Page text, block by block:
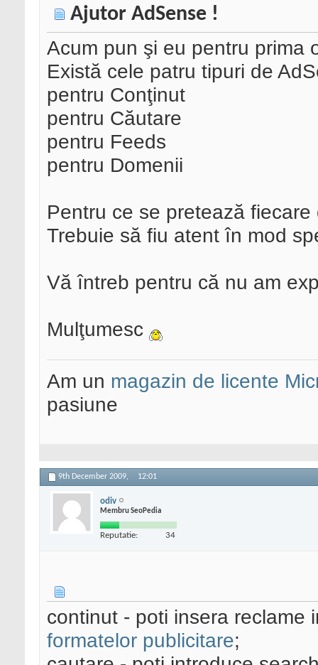
Ajutor AdSense !
Acum pun şi eu pentru prima
Există cele patru tipuri de
pentru Conţinut
pentru Căutare
pentru Feeds
pentru Domenii
Pentru ce se pretează fiecare
Trebuie să fiu atent în mod
Vă întreb pentru că nu am
Mulţumesc
Am un magazin de licente
pasiune
9th December 2009, 12:01
odiv
Membru SeoPedia
Reputatie: 34
continut - poti insera reclame
formatelor publicitare;